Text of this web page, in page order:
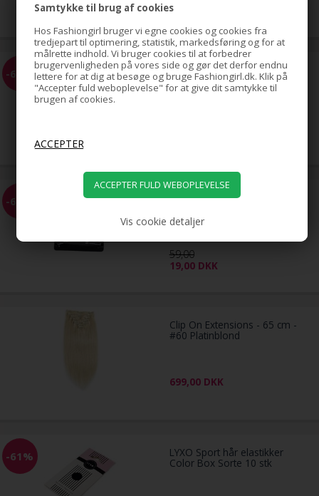
Samtykke til brug af cookies
Hos Fashiongirl bruger vi egne cookies og cookies fra
tredjepart til optimering, statistik, markedsføring og for at
målrette indhold. Vi bruger cookies til at forbedrer
brugervenligheden på vores side og gør det derfor endnu
lettere for at dig at besøge og bruge Fashiongirl.dk. Klik på
"Accepter fuld weboplevelse" for at give dit samtykke til
brugen af cookies.
Vis cookie detaljer
39,00
-68% EZ Combs elastisk hårkam -
Sort
-68% EZ Combs elastisk hårkam -
59,00
19,00 DKK
Clip On Extensions - 65 cm -
#60 Platinblond
699,00 DKK
-61% LYXO Sport hår elastikker
Color Box Sorte 10 stk